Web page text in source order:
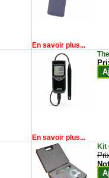
En savoir plus...
En savoir plus...
Kit